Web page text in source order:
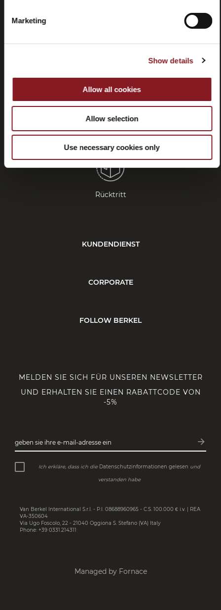
Marketing
Show details
Allow all cookies
Allow selection
Use necessary cookies only
Kontaktieren
Tutorials
Handbücher
Rücktritt
KUNDENDIENST
CORPORATE
FOLLOW BERKEL
MELDEN SIE SICH FÜR UNSEREN NEWSLETTER
UND ERHALTEN SIE EINEN RABATTCODE VON
-5%
geben sie ihre e-mail-adresse ein arrow_forward
Ich erkläre, dass ich die Datenschutzinformationen gelesen und
verstanden habe
Van Berkel International S.r.l. - P.I. 08688960965 - C.S. 100.000 € i.v. | REA
VA-350604
Via Ugo Foscolo, 22 - 21040 Oggiona S. Stefano (VA) Italy
Phone: +39 0331.214311
Managed by Fornace